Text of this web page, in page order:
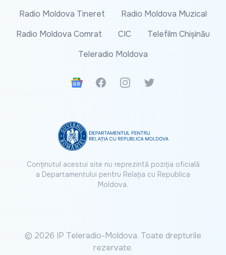
Radio Moldova Tineret
Radio Moldova Muzical
Radio Moldova Comrat
CIC
Telefilm Chișinău
Teleradio Moldova
Google News
FacebookInstagramTwitter
Conținutul acestui site nu reprezintă poziția oficială
a Departamentului pentru Relația cu Republica
Moldova.
© 2026 IP Teleradio-Moldova. Toate drepturile
rezervate.